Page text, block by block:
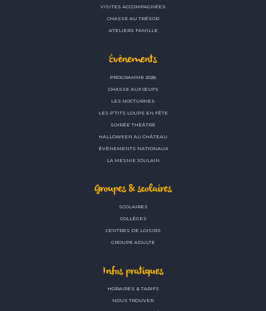
VISITES ACCOMPAGNÉES
CHASSE AU TRÉSOR
ATELIERS FAMILLE
Évènements
PROGRAMME 2026
CHASSE AUX ŒUFS
LES NOCTURNES
LES P’TITS LOUPS EN FÊTE
SOIRÉE THÉÂTRE
HALLOWEEN AU CHÂTEAU
ÉVÉNEMENTS NATIONAUX
LA MESNIE JOULAIN
Groupes & scolaires
SCOLAIRES
COLLÈGES
CENTRES DE LOISIRS
GROUPE ADULTE
Infos pratiques
HORAIRES & TARIFS
NOUS TROUVER